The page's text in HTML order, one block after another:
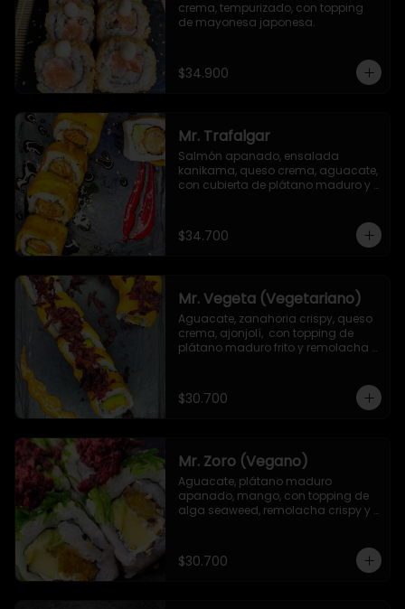
crema, tempurizado, con topping
de mayonesa japonesa.
$34.900
Mr. Trafalgar
Salmón apanado, ensalada
kanikama, queso crema, aguacate,
con cubierta de plátano maduro y
$34.700
Mr. Vegeta (Vegetariano)
Aguacate, zanahoria crispy, queso
crema, ajonjolí,  con topping de
plátano maduro frito y remolacha
$30.700
Mr. Zoro (Vegano)
Aguacate, plátano maduro
apanado, mango, con topping de
alga seaweed, remolacha crispy y
$30.700